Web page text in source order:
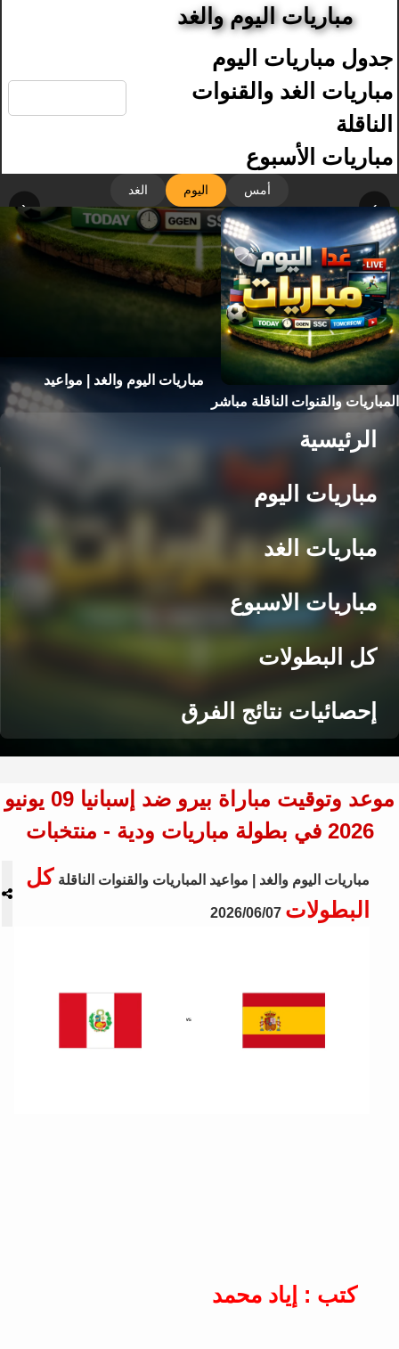
مباريات اليوم والغد
جدول مباريات اليوم
مباريات الغد والقنوات
الناقلة
مباريات الأسبوع
أمس اليوم الغد
‹ ›
مباريات اليوم والغد | مواعيد
المباريات والقنوات الناقلة مباشر
الرئيسية
مباريات اليوم
مباريات الغد
مباريات الاسبوع
كل البطولات
إحصائيات نتائج الفرق
موعد وتوقيت مباراة بيرو ضد إسبانيا 09 يونيو
2026 في بطولة مباريات ودية - منتخبات
مباريات اليوم والغد | مواعيد المباريات والقنوات الناقلة كل
البطولات 2026/06/07
كتب : إياد محمد